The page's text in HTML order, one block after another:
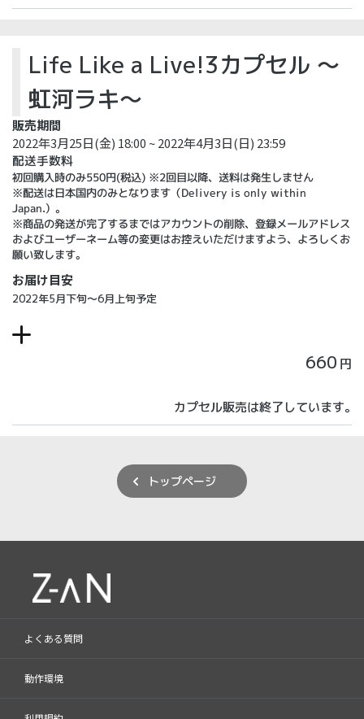
Life Like a Live!3カプセル ～
虹河ラキ～
販売期間
2022年3月25日(金) 18:00 ~ 2022年4月3日(日) 23:59
配送手数料
初回購入時のみ550円(税込) ※2回目以降、送料は発生しません
※配送は日本国内のみとなります（Delivery is only within
Japan.）。
※商品の発送が完了するまではアカウントの削除、登録メールアドレス
およびユーザーネーム等の変更はお控えいただけますよう、よろしくお
願い致します。
お届け目安
2022年5月下旬～6月上旬予定
660 円
カプセル販売は終了しています。
トップページ
よくある質問
動作環境